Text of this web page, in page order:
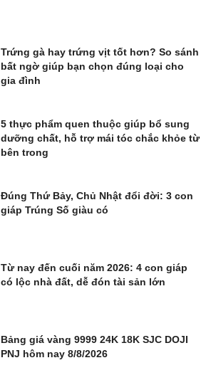
Trứng gà hay trứng vịt tốt hơn? So sánh
bất ngờ giúp bạn chọn đúng loại cho
gia đình
5 thực phẩm quen thuộc giúp bổ sung
dưỡng chất, hỗ trợ mái tóc chắc khỏe từ
bên trong
Đúng Thứ Bảy, Chủ Nhật đổi đời: 3 con
giáp Trúng Số giàu có
Từ nay đến cuối năm 2026: 4 con giáp
có lộc nhà đất, dễ đón tài sản lớn
Bảng giá vàng 9999 24K 18K SJC DOJI
PNJ hôm nay 8/8/2026